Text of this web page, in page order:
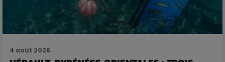
4 août 2026